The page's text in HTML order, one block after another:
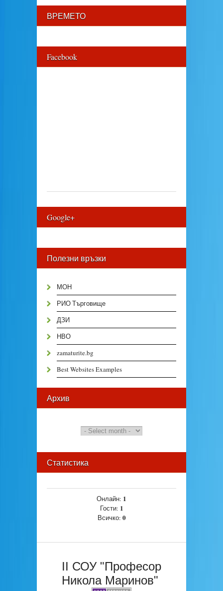
ВРЕМЕТО
Facebook
Google+
Полезни връзки
МОН
РИО Търговище
ДЗИ
НВО
zamaturite.bg
Best Websites Examples
Архив
Статистика
Онлайн: 1
Гости: 1
Всичко: 0
II СОУ "Професор
Никола Маринов"